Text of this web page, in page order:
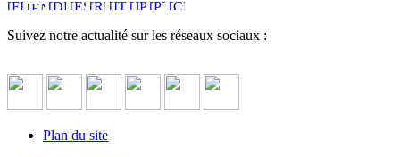
Suivez notre actualité sur les réseaux sociaux :
Plan du site